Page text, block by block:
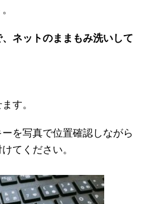
ネットのままもみ洗いして
す。
を写真で位置確認しながら
てください。